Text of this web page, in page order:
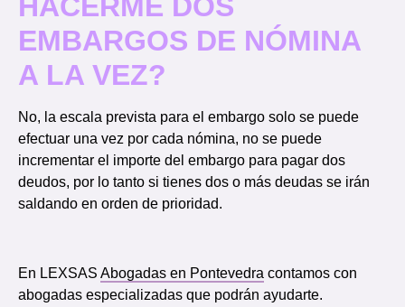
HACERME DOS
EMBARGOS DE NÓMINA
A LA VEZ?
No, la escala prevista para el embargo solo se puede
efectuar una vez por cada nómina, no se puede
incrementar el importe del embargo para pagar dos
deudos, por lo tanto si tienes dos o más deudas se irán
saldando en orden de prioridad.
En LEXSAS Abogadas en Pontevedra contamos con
abogadas especializadas que podrán ayudarte.